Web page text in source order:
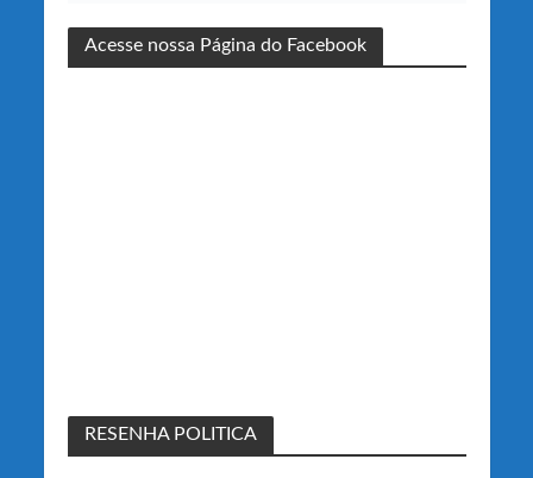
Acesse nossa Página do Facebook
RESENHA POLITICA